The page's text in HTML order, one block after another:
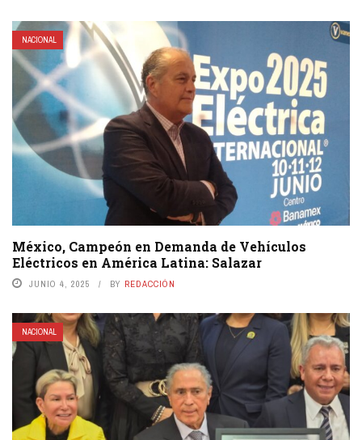
NACIONAL
México, Campeón en Demanda de Vehículos
Eléctricos en América Latina: Salazar
JUNIO 4, 2025 BY REDACCIÓN
NACIONAL